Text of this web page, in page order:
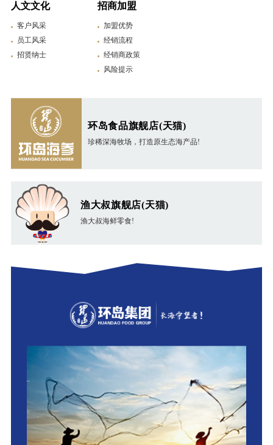
人文文化
客户风采
员工风采
招贤纳士
招商加盟
加盟优势
经销流程
经销商政策
风险提示
环岛食品旗舰店(天猫)
珍稀深海牧场，打造原生态海产品!
渔大叔旗舰店(天猫)
渔大叔海鲜零食!